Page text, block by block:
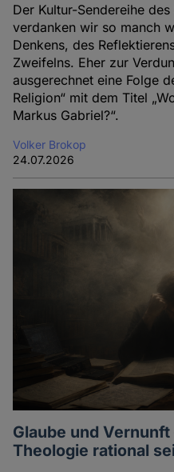
Der Kultur-Sendereihe des
verdanken wir so manch
Denkens, des
Zweifelns. Eher zur
ausgerechnet eine Folge
Religion“ mit dem Titel
Markus Gabriel?“.
Volker Brokop
24.07.2026
Glaube und Vernunft
Theologie rational